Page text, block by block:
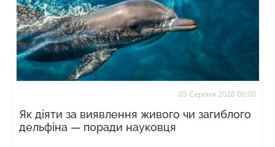
05 Серпня 2026 06:00
Як діяти за виявлення живого чи загиблого
дельфіна — поради науковця